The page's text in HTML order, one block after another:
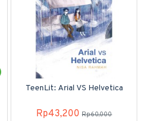
TeenLit: Arial VS Helvetica
Rp43,200 Rp60,000